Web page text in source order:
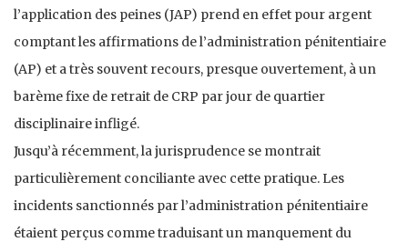
l’application des peines (JAP) prend en effet pour argent
comptant les affirmations de l’administration pénitentiaire
(AP) et a très souvent recours, presque ouvertement, à un
barème fixe de retrait de CRP par jour de quartier
disciplinaire infligé.
Jusqu’à récemment, la jurisprudence se montrait
particulièrement conciliante avec cette pratique. Les
incidents sanctionnés par l’administration pénitentiaire
étaient perçus comme traduisant un manquement du